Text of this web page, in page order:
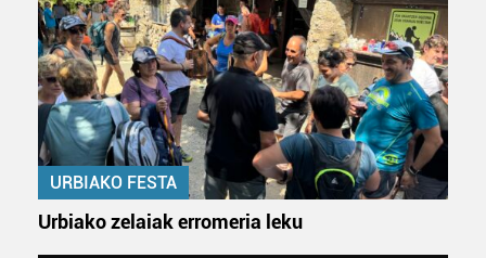
URBIAKO FESTA
Urbiako zelaiak erromeria leku